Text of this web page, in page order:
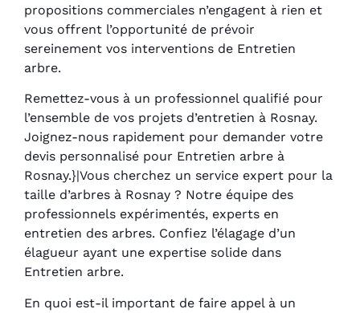
propositions commerciales n’engagent à rien et
vous offrent l’opportunité de prévoir
sereinement vos interventions de Entretien
arbre.
Remettez-vous à un professionnel qualifié pour
l’ensemble de vos projets d’entretien à Rosnay.
Joignez-nous rapidement pour demander votre
devis personnalisé pour Entretien arbre à
Rosnay.}|Vous cherchez un service expert pour la
taille d’arbres à Rosnay ? Notre équipe des
professionnels expérimentés, experts en
entretien des arbres. Confiez l’élagage d’un
élagueur ayant une expertise solide dans
Entretien arbre.
En quoi est-il important de faire appel à un